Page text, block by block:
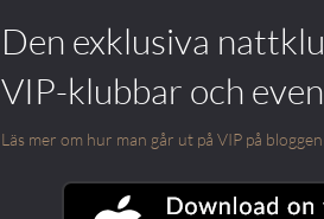
Den exklusiva
VIP-klubbar och
Läs mer om hur man går ut på VIP på